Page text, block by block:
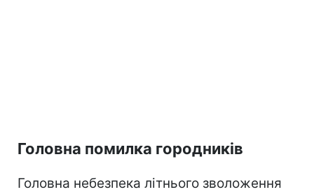
Головна помилка городників
Головна небезпека літнього зволоження